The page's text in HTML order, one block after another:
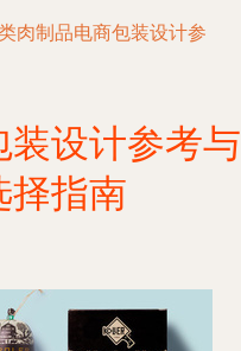
肉制品电商包装设计参
装设计参考与
择指南